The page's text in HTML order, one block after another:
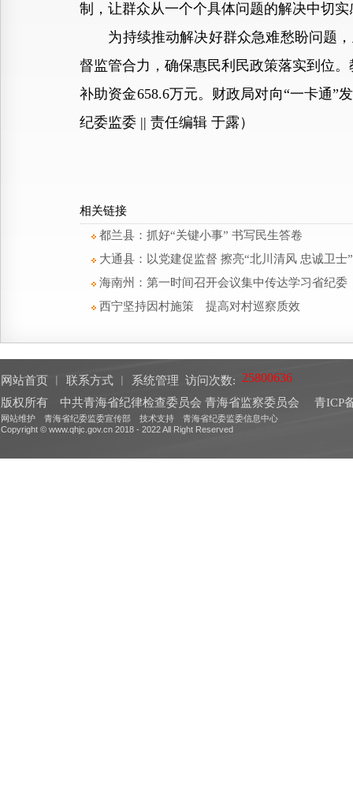
制，让群众从一个个具体问题的解决中切
为持续推动解决好群众急难愁盼问题，
督监管合力，确保惠民利民政策落实到位
补助资金658.6万元。财政局对向“一卡通”
纪委监委 || 责任编辑 于露）
相关链接
都兰县：抓好“关键小事” 书写民生答卷
大通县：以党建促监督 擦亮“北川清风 忠诚卫士
海南州：第一时间召开会议集中传达学习省纪
西宁坚持因村施策 提高对村巡察质效
网站首页 联系方式 系统管理 访问次数:
版权所有 中共青海省纪律检查委员会 青海省监察委员会
青ICP
网站维护 青海省纪委监委宣传部 技术支持 青海省纪委监委信息中心
Copyright © www.qhjc.gov.cn 2018 - 2022 All Right Reserved